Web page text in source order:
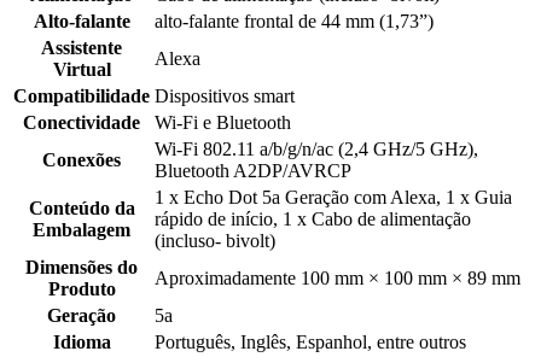
Alto-falante
alto-falante frontal de 44 mm (1,73”)
Assistente
Virtual
Alexa
Compatibilidade Dispositivos smart
Conectividade
Wi-Fi e Bluetooth
Conexões
Wi-Fi 802.11 a/b/g/n/ac (2,4 GHz/5 GHz),
Bluetooth A2DP/AVRCP
Conteúdo da
Embalagem
1 x Echo Dot 5a Geração com Alexa, 1 x Guia
rápido de início, 1 x Cabo de alimentação
(incluso- bivolt)
Dimensões do
Produto
Aproximadamente 100 mm × 100 mm × 89 mm
Geração
5a
Idioma
Português, Inglês, Espanhol, entre outros